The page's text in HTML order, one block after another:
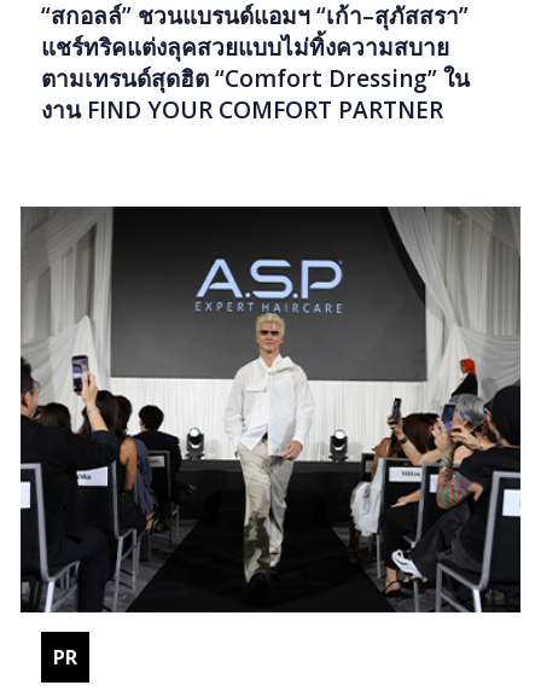
“สกอลล์” ชวนแบรนด์แอมฯ “เก้า–สุภัสสรา”
แชร์ทริคแต่งลุคสวยแบบไม่ทิ้งความสบาย
ตามเทรนด์สุดฮิต “Comfort Dressing” ใน
งาน FIND YOUR COMFORT PARTNER
PR